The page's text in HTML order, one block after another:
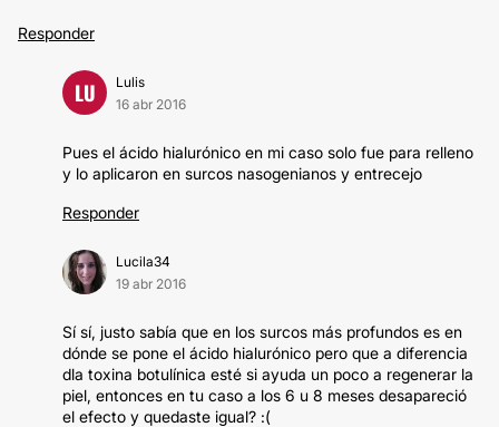
Responder
LU
Lulis
16 abr 2016
Pues el ácido hialurónico en mi caso solo fue para relleno
y lo aplicaron en surcos nasogenianos y entrecejo
Responder
Lucila34
19 abr 2016
Sí sí, justo sabía que en los surcos más profundos es en
dónde se pone el ácido hialurónico pero que a diferencia
dla toxina botulínica esté si ayuda un poco a regenerar la
piel, entonces en tu caso a los 6 u 8 meses desapareció
el efecto y quedaste igual? :(